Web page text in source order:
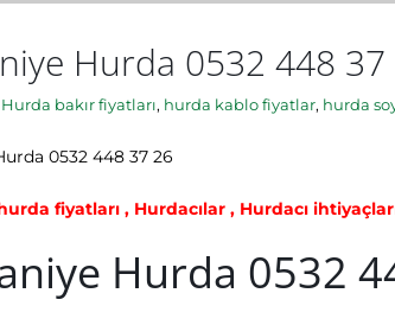
Hurda 0532 448 37
Hurda bakır fiyatları, hurda kablo fiyatlar, hurda
0532 448 37 26
fiyatları , Hurdacılar , Hurdacı
Hurda 0532